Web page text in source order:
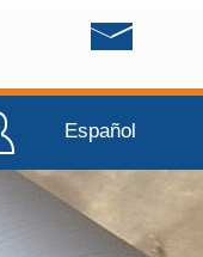
Español